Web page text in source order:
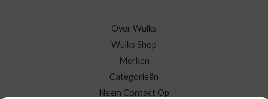
Over Wulks
Wulks Shop
Merken
Categorieën
Neem Contact Op